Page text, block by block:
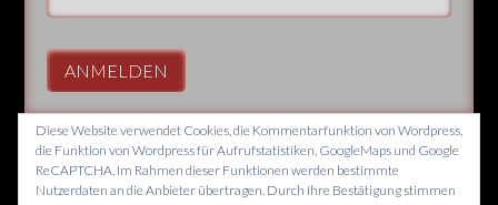
Diese Website verwendet Cookies, die Kommentarfunktion von Wordpress,
die Funktion von Wordpress für Aufrufstatistiken, GoogleMaps und Google
ReCAPTCHA. Im Rahmen dieser Funktionen werden bestimmte
Nutzerdaten an die Anbieter übertragen. Durch Ihre Bestätigung stimmen